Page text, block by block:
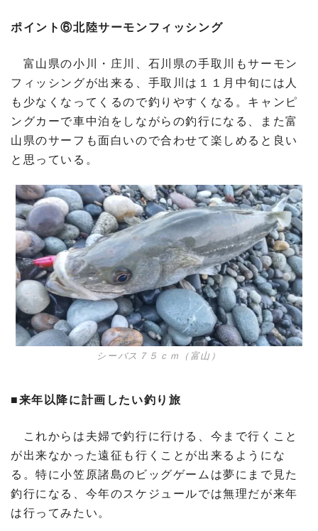
ポイント⑥北陸サーモンフィッシング
富山県の小川・庄川、石川県の手取川もサーモン
フィッシングが出来る、手取川は１１月中旬には人
も少なくなってくるので釣りやすくなる。キャンピ
ングカーで車中泊をしながらの釣行になる、また富
山県のサーフも面白いので合わせて楽しめると良い
と思っている。
シーバス７５ｃｍ（富山）
■来年以降に計画したい釣り旅
これからは夫婦で釣行に行ける、今まで行くこと
が出来なかった遠征も行くことが出来るようにな
る。特に小笠原諸島のビッグゲームは夢にまで見た
釣行になる、今年のスケジュールでは無理だが来年
は行ってみたい。